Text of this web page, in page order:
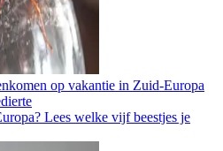
op vakantie in Zuid-Europa
Lees welke vijf beestjes je